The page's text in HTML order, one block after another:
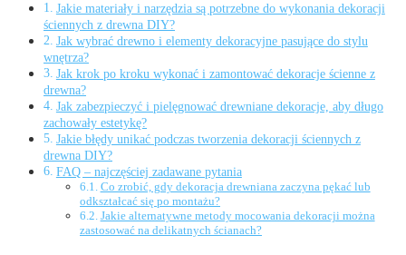
Jakie materiały i narzędzia są potrzebne do wykonania dekoracji
ściennych z drewna DIY?
Jak wybrać drewno i elementy dekoracyjne pasujące do stylu
wnętrza?
Jak krok po kroku wykonać i zamontować dekoracje ścienne z
drewna?
Jak zabezpieczyć i pielęgnować drewniane dekoracje, aby długo
zachowały estetykę?
Jakie błędy unikać podczas tworzenia dekoracji ściennych z
drewna DIY?
FAQ – najczęściej zadawane pytania
Co zrobić, gdy dekoracja drewniana zaczyna pękać lub
odkształcać się po montażu?
Jakie alternatywne metody mocowania dekoracji można
zastosować na delikatnych ścianach?